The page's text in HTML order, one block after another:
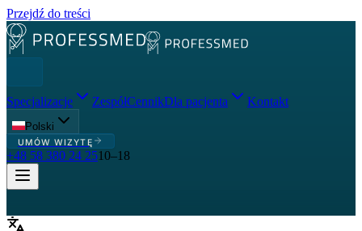
Przejdź do treści
Specjalizacje ZespółCennikDla pacjenta Kontakt
Polski
UMÓW WIZYTĘ
+48 58 380 24 2510–18